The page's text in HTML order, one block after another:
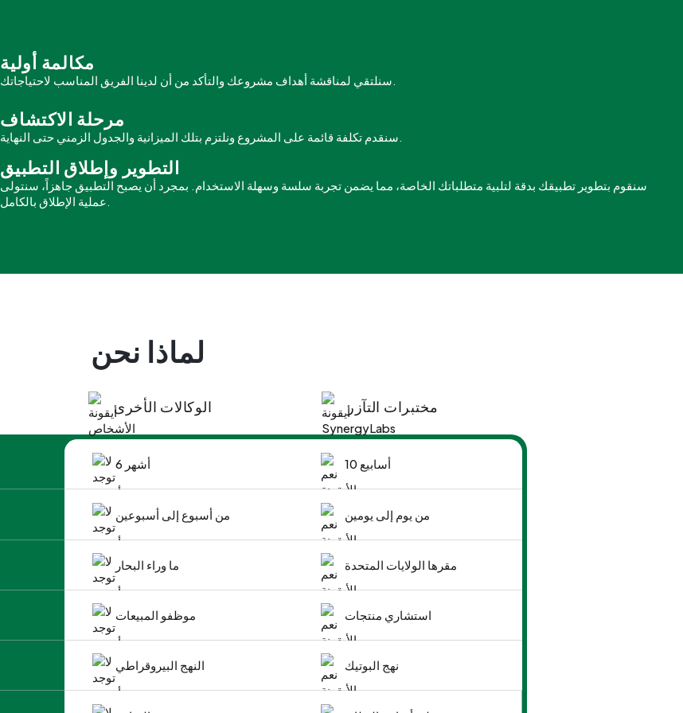
مكالمة أولية
سنلتقي لمناقشة أهداف مشروعك والتأكد من أن لدينا الفريق المناسب لاحتياجاتك.
مرحلة الاكتشاف
سنقدم تكلفة قائمة على المشروع ونلتزم بتلك الميزانية والجدول الزمني حتى النهاية.
التطوير وإطلاق التطبيق
سنقوم بتطوير تطبيقك بدقة لتلبية متطلباتك الخاصة، مما يضمن تجربة سلسة وسهلة الاستخدام. بمجرد أن يصبح التطبيق جاهزاً، سنتولى
عملية الإطلاق بالكامل.
لماذا نحن
الوكالات الأخرى مختبرات التآزر
6 أشهر 10 أسابيع
من أسبوع إلى أسبوعين من يوم إلى يومين
ما وراء البحار مقرها الولايات المتحدة
موظفو المبيعات استشاري منتجات
النهج البيروقراطي نهج البوتيك